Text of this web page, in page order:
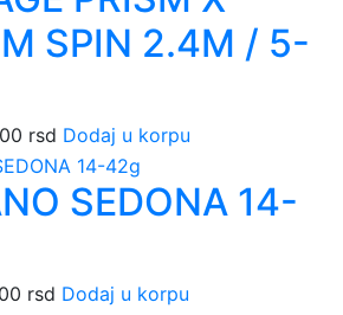
SPIN 2.4M / 5-
rsd Dodaj u korpu
SEDONA 14-
rsd Dodaj u korpu